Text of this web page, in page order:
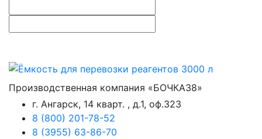
Производственная компания «БОЧКА38»
г. Ангарск, 14 кварт. , д.1, оф.323
8 (800) 201-78-52
8 (3955) 63-86-70